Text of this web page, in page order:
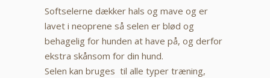
Softselerne dækker hals og mave og er
lavet i neoprene så selen er blød og
behagelig for hunden at have på, og derfor
ekstra skånsom for din hund.
Selen kan bruges til alle typer træning,